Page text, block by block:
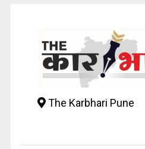
The Karbhari Pune